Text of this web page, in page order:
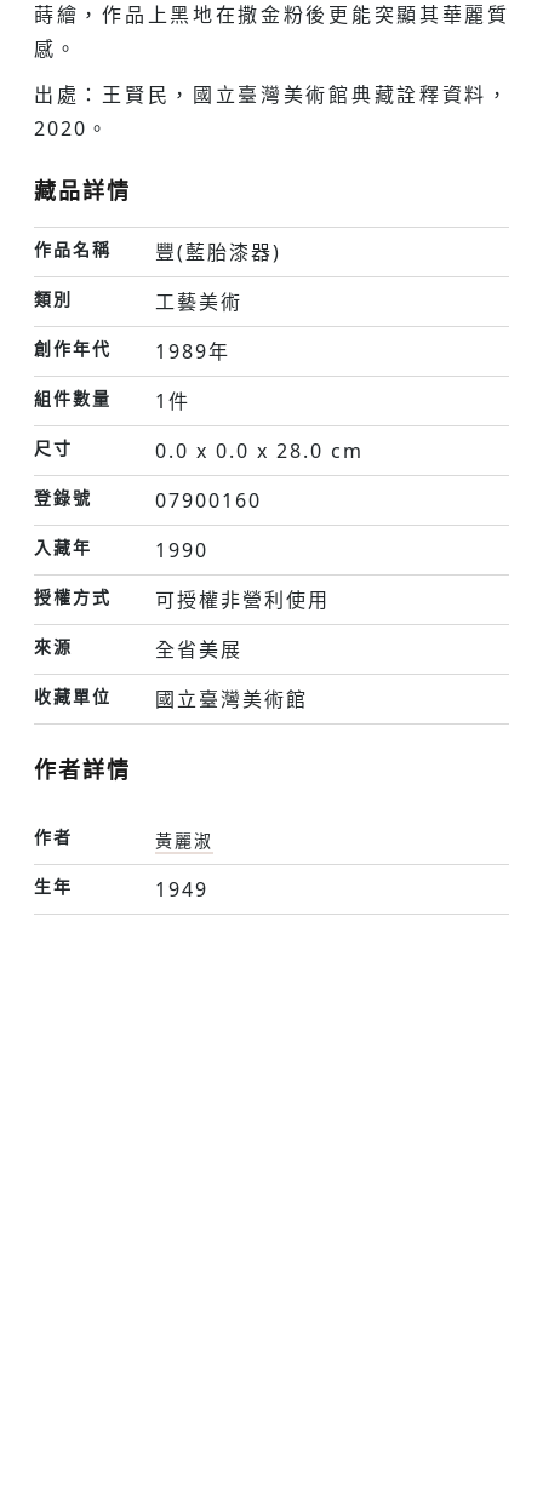
蒔繪，作品上黑地在撒金粉後更能突顯其華麗質
感。
出處：王賢民，國立臺灣美術館典藏詮釋資料，
2020。
藏品詳情
作品名稱 豐(藍胎漆器)
類別 工藝美術
創作年代 1989年
組件數量 1件
尺寸 0.0 x 0.0 x 28.0 cm
登錄號 07900160
入藏年 1990
授權方式 可授權非營利使用
來源 全省美展
收藏單位 國立臺灣美術館
作者詳情
作者
黃麗淑
生年
1949